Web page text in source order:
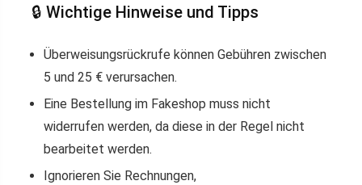
🔒 Wichtige Hinweise und Tipps
Überweisungsrückrufe können Gebühren zwischen
5 und 25 € verursachen.
Eine Bestellung im Fakeshop muss nicht
widerrufen werden, da diese in der Regel nicht
bearbeitet werden.
Ignorieren Sie Rechnungen,